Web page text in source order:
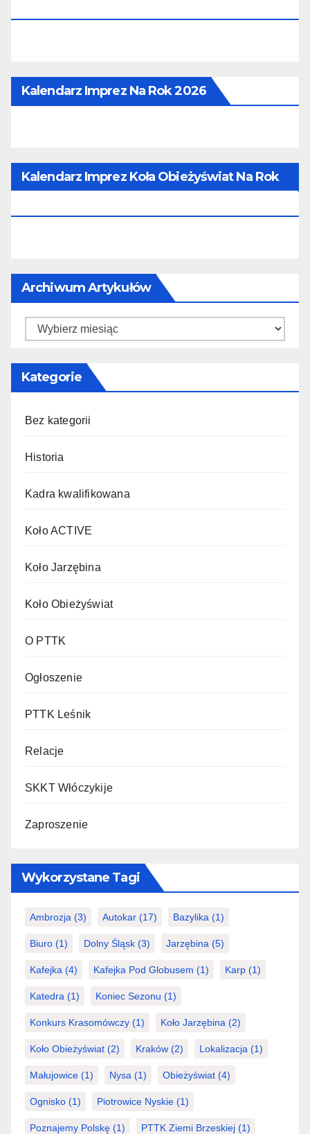
Kalendarz Imprez Na Rok 2026
Kalendarz Imprez Koła Obieżyświat Na Rok
Archiwum Artykułów
Kategorie
Bez kategorii
Historia
Kadra kwalifikowana
Koło ACTIVE
Koło Jarzębina
Koło Obieżyświat
O PTTK
Ogłoszenie
PTTK Leśnik
Relacje
SKKT Włóczykije
Zaproszenie
Wykorzystane Tagi
Ambrozja (3) Autokar (17) Bazylika (1)
Biuro (1) Dolny Śląsk (3) Jarzębina (5)
Kafejka (4) Kafejka Pod Globusem (1) Karp (1)
Katedra (1) Koniec Sezonu (1)
Konkurs Krasomówczy (1) Koło Jarzębina (2)
Koło Obieżyświat (2) Kraków (2) Lokalizacja (1)
Małujowice (1) Nysa (1) Obieżyświat (4)
Ognisko (1) Piotrowice Nyskie (1)
Poznajemy Polskę (1) PTTK Ziemi Brzeskiej (1)